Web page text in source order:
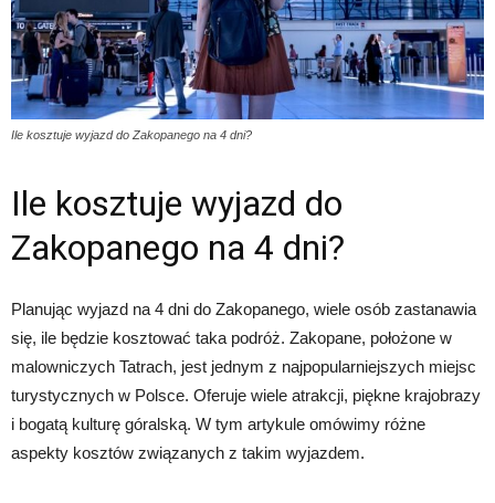
Ile kosztuje wyjazd do Zakopanego na 4 dni?
Ile kosztuje wyjazd do
Zakopanego na 4 dni?
Planując wyjazd na 4 dni do Zakopanego, wiele osób zastanawia
się, ile będzie kosztować taka podróż. Zakopane, położone w
malowniczych Tatrach, jest jednym z najpopularniejszych miejsc
turystycznych w Polsce. Oferuje wiele atrakcji, piękne krajobrazy
i bogatą kulturę góralską. W tym artykule omówimy różne
aspekty kosztów związanych z takim wyjazdem.